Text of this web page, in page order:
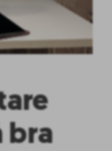
bra